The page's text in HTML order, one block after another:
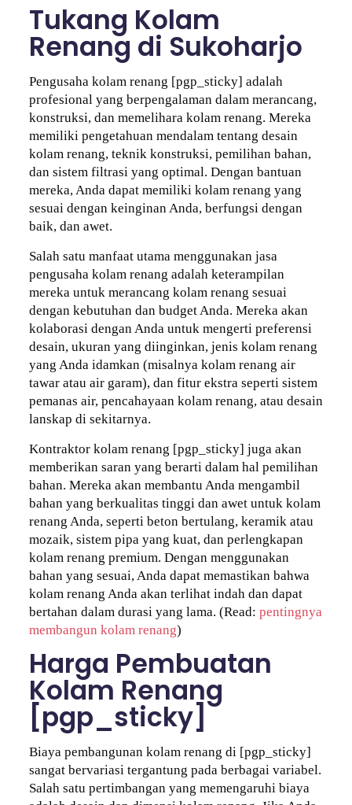
Tukang Kolam
Renang di Sukoharjo
Pengusaha kolam renang [pgp_sticky] adalah
profesional yang berpengalaman dalam merancang,
konstruksi, dan memelihara kolam renang. Mereka
memiliki pengetahuan mendalam tentang desain
kolam renang, teknik konstruksi, pemilihan bahan,
dan sistem filtrasi yang optimal. Dengan bantuan
mereka, Anda dapat memiliki kolam renang yang
sesuai dengan keinginan Anda, berfungsi dengan
baik, dan awet.
Salah satu manfaat utama menggunakan jasa
pengusaha kolam renang adalah keterampilan
mereka untuk merancang kolam renang sesuai
dengan kebutuhan dan budget Anda. Mereka akan
kolaborasi dengan Anda untuk mengerti preferensi
desain, ukuran yang diinginkan, jenis kolam renang
yang Anda idamkan (misalnya kolam renang air
tawar atau air garam), dan fitur ekstra seperti sistem
pemanas air, pencahayaan kolam renang, atau desain
lanskap di sekitarnya.
Kontraktor kolam renang [pgp_sticky] juga akan
memberikan saran yang berarti dalam hal pemilihan
bahan. Mereka akan membantu Anda mengambil
bahan yang berkualitas tinggi dan awet untuk kolam
renang Anda, seperti beton bertulang, keramik atau
mozaik, sistem pipa yang kuat, dan perlengkapan
kolam renang premium. Dengan menggunakan
bahan yang sesuai, Anda dapat memastikan bahwa
kolam renang Anda akan terlihat indah dan dapat
bertahan dalam durasi yang lama. (Read: pentingnya
membangun kolam renang)
Harga Pembuatan
Kolam Renang
[pgp_sticky]
Biaya pembangunan kolam renang di [pgp_sticky]
sangat bervariasi tergantung pada berbagai variabel.
Salah satu pertimbangan yang memengaruhi biaya